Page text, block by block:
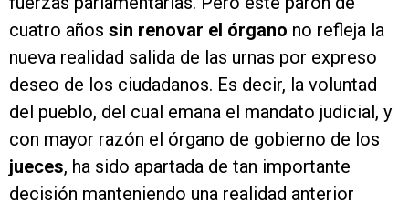
cuatro años sin renovar el órgano no refleja la
nueva realidad salida de las urnas por expreso
deseo de los ciudadanos. Es decir, la voluntad
del pueblo, del cual emana el mandato judicial, y
con mayor razón el órgano de gobierno de los
jueces, ha sido apartada de tan importante
decisión manteniendo una realidad anterior